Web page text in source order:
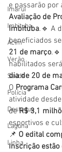
Imaruí
Imbituba
Acim
Verão
Saúde
Polícia
Destaque
Laguna
Linha
e passarão por
Avaliação de
Imbituba.🔹 A
beneficiados
21 de março
habilitados
dia de 20 de
O Programa
atividade
de R$ 3,1
esportivos e
📌 O edital
inscrição